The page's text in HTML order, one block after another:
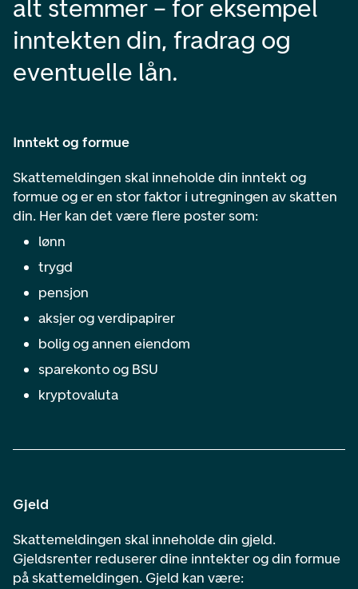
alt stemmer – for eksempel
inntekten din, fradrag og
eventuelle lån.
Inntekt og formue
Skattemeldingen skal inneholde din inntekt og
formue og er en stor faktor i utregningen av skatten
din. Her kan det være flere poster som:
lønn
trygd
pensjon
aksjer og verdipapirer
bolig og annen eiendom
sparekonto og BSU
kryptovaluta
Gjeld
Skattemeldingen skal inneholde din gjeld.
Gjeldsrenter reduserer dine inntekter og din formue
på skattemeldingen. Gjeld kan være: